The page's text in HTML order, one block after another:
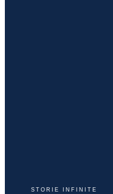
STORIE INFINITE